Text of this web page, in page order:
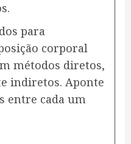
para
corporal
métodos diretos,
indiretos. Aponte
entre cada um